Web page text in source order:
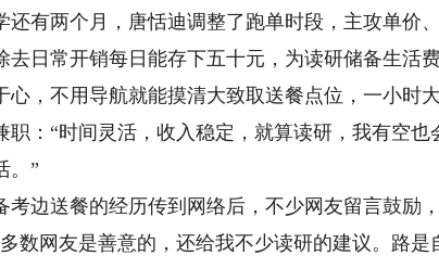
两个月，唐恬迪调整了跑单时段，主攻单价
去日常开销每日能存下五十元，为读研储备生活
心，不用导航就能摸清大致取送餐点位，一小时
职：“时间灵活，收入稳定，就算读研，我有空
。”
送餐的经历传到网络后，不少网友留言鼓励
数网友是善意的，还给我不少读研的建议。路